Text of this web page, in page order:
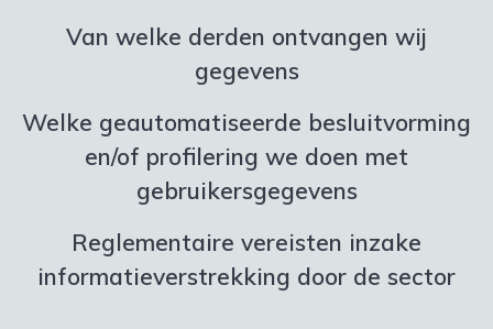
Van welke derden ontvangen wij
gegevens
Welke geautomatiseerde besluitvorming
en/of profilering we doen met
gebruikersgegevens
Reglementaire vereisten inzake
informatieverstrekking door de sector